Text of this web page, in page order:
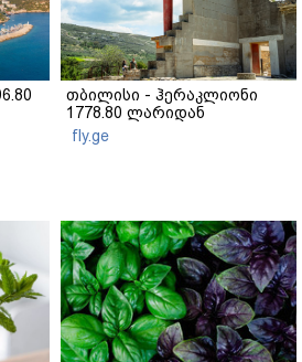
თბილისი - ჰერაკლიონი
1778.80 ლარიდან
fly.ge